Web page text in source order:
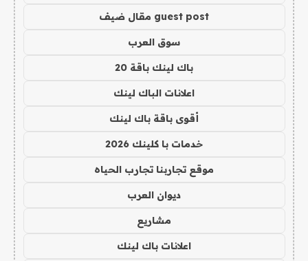
guest post مقال ضيف
سوق العرب
باك لينك باقة 20
اعلانات الباك لينك
أقوى باقة باك لينك
خدمات با كلينك 2026
موقع تجاربنا تجارب الحياه
ديوان العرب
مشاريع
اعلانات باك لينك